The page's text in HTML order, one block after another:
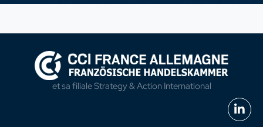
et sa filialeStrategy & Action International